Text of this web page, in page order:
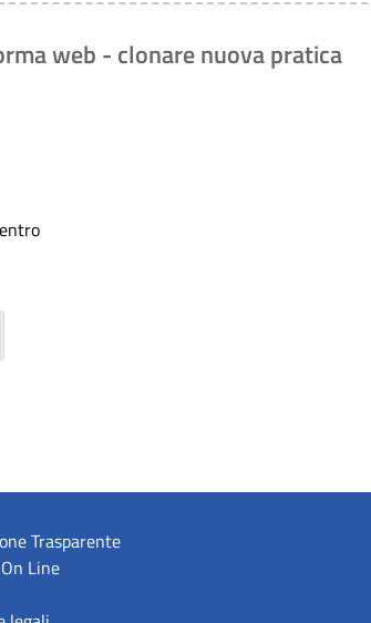
web - clonare nuova pratica
Trasparente
Line